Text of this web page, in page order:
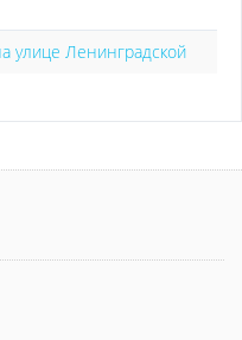
улице Ленинградской